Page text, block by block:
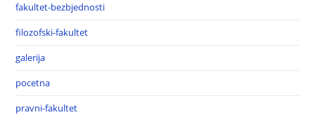
fakultet-bezbjednosti
filozofski-fakultet
galerija
pocetna
pravni-fakultet